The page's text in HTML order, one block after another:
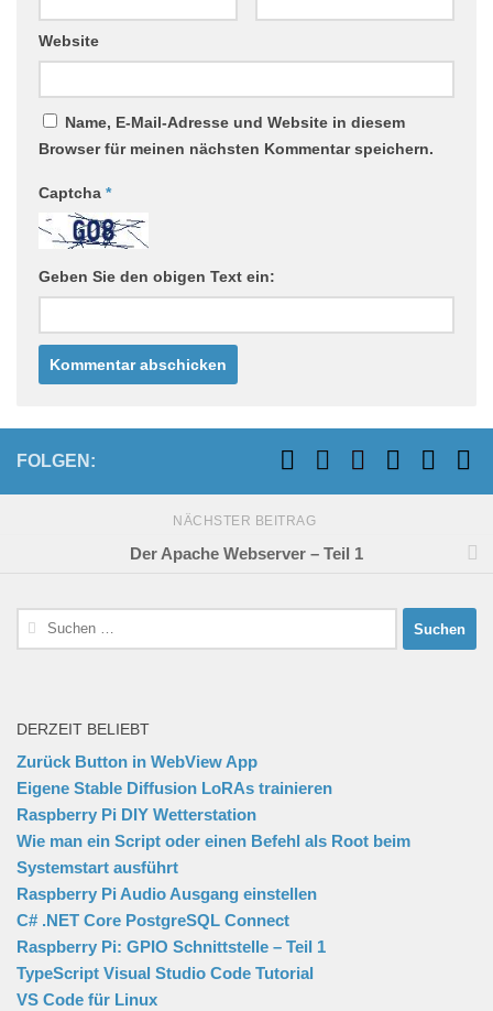
Website
Name, E-Mail-Adresse und Website in diesem
Browser für meinen nächsten Kommentar speichern.
Captcha *
Geben Sie den obigen Text ein:
FOLGEN:
NÄCHSTER BEITRAG
Der Apache Webserver – Teil 1
Suchen
nach:
DERZEIT BELIEBT
Zurück Button in WebView App
Eigene Stable Diffusion LoRAs trainieren
Raspberry Pi DIY Wetterstation
Wie man ein Script oder einen Befehl als Root beim
Systemstart ausführt
Raspberry Pi Audio Ausgang einstellen
C# .NET Core PostgreSQL Connect
Raspberry Pi: GPIO Schnittstelle – Teil 1
TypeScript Visual Studio Code Tutorial
VS Code für Linux